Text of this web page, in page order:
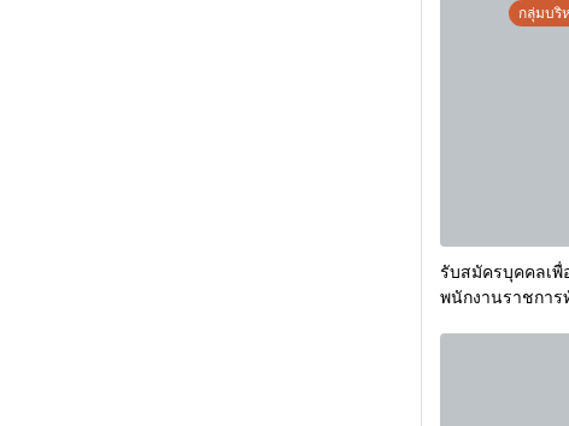
กลุ่มบริ
รับสมัครบุคคลเพื่
พนักงานราชการ